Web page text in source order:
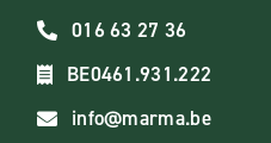
016 63 27 36
BE0461.931.222
info@marma.be